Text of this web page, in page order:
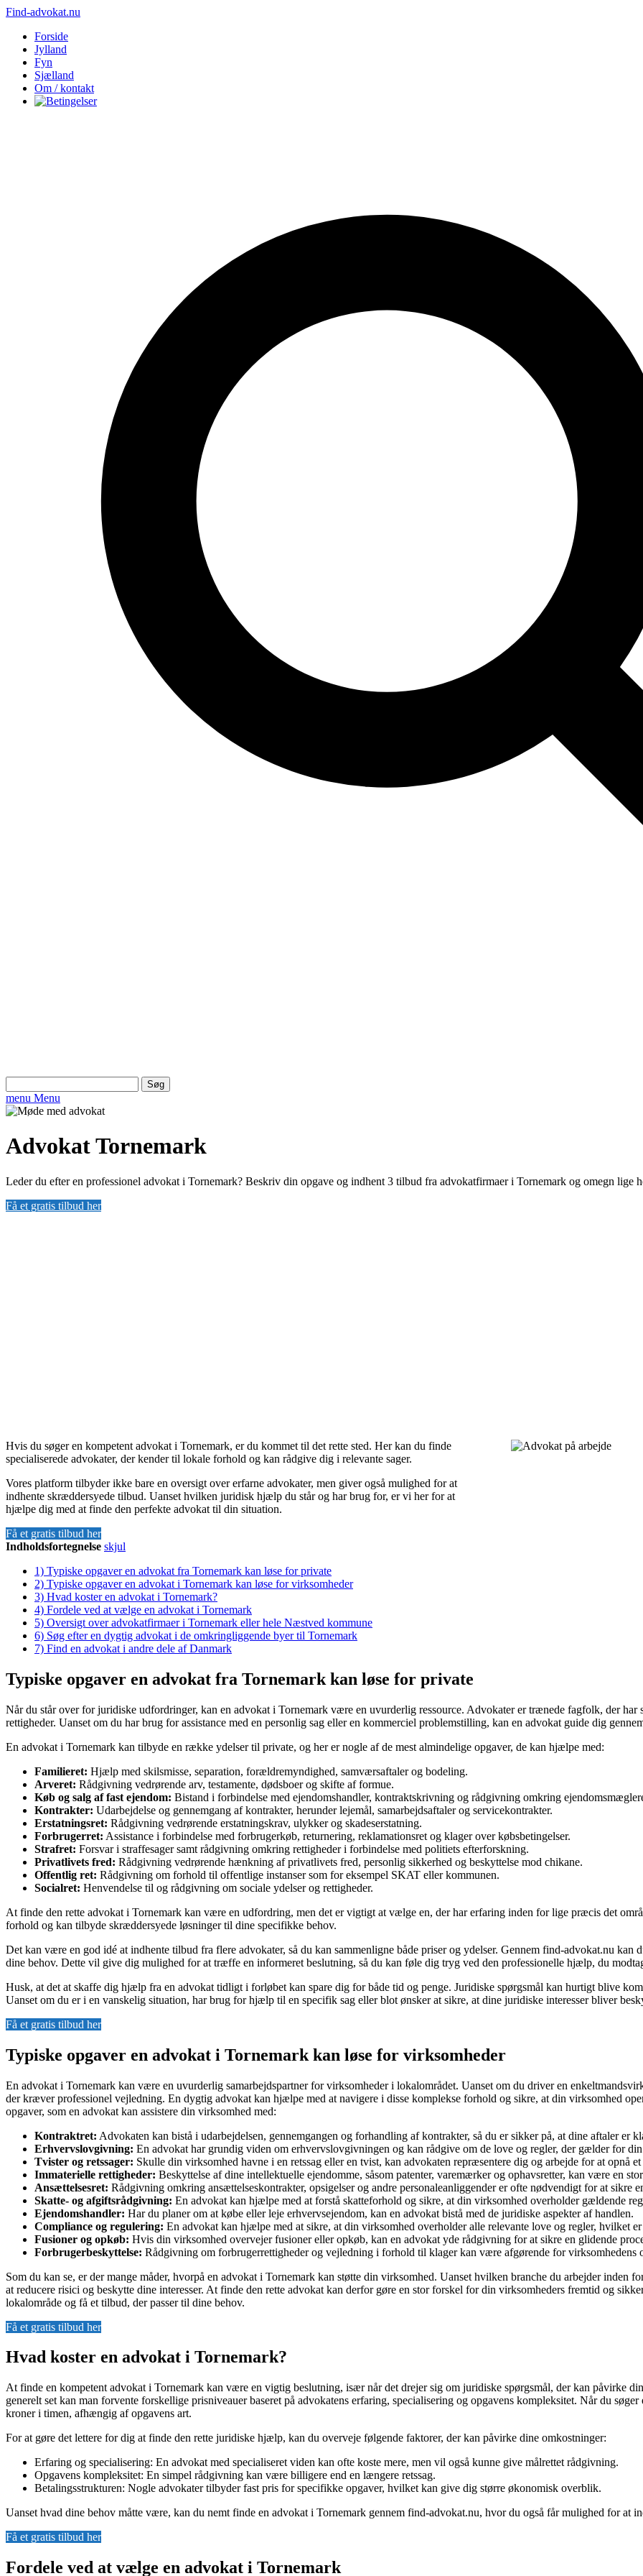
Find-advokat.nu
Forside
Jylland
Fyn
Sjælland
Om / kontakt
efter:
menu Menu
Advokat Tornemark
Leder du efter en professionel advokat i Tornemark? Beskriv din opgave og indhent 3 tilbud fra advokatfirmaer i Tornemark og omegn lige
Få et gratis tilbud her
Hvis du søger en kompetent advokat i Tornemark, er du kommet til det rette sted. Her kan du finde
specialiserede advokater, der kender til lokale forhold og kan rådgive dig i relevante sager.
Vores platform tilbyder ikke bare en oversigt over erfarne advokater, men giver også mulighed for at
indhente skræddersyede tilbud. Uanset hvilken juridisk hjælp du står og har brug for, er vi her for at
hjælpe dig med at finde den perfekte advokat til din situation.
Få et gratis tilbud her
Indholdsfortegnelse skjul
1) Typiske opgaver en advokat fra Tornemark kan løse for private
2) Typiske opgaver en advokat i Tornemark kan løse for virksomheder
3) Hvad koster en advokat i Tornemark?
4) Fordele ved at vælge en advokat i Tornemark
5) Oversigt over advokatfirmaer i Tornemark eller hele Næstved kommune
6) Søg efter en dygtig advokat i de omkringliggende byer til Tornemark
7) Find en advokat i andre dele af Danmark
Typiske opgaver en advokat fra Tornemark kan løse for private
Når du står over for juridiske udfordringer, kan en advokat i Tornemark være en uvurderlig ressource. Advokater er trænede fagfolk, der
rettigheder. Uanset om du har brug for assistance med en personlig sag eller en kommerciel problemstilling, kan en advokat guide dig
En advokat i Tornemark kan tilbyde en række ydelser til private, og her er nogle af de mest almindelige opgaver, de kan hjælpe med:
Familieret: Hjælp med skilsmisse, separation, forældremyndighed, samværsaftaler og bodeling.
Arveret: Rådgivning vedrørende arv, testamente, dødsboer og skifte af formue.
Køb og salg af fast ejendom: Bistand i forbindelse med ejendomshandler, kontraktskrivning og rådgivning omkring
Kontrakter: Udarbejdelse og gennemgang af kontrakter, herunder lejemål, samarbejdsaftaler og servicekontrakter.
Erstatningsret: Rådgivning vedrørende erstatningskrav, ulykker og skadeserstatning.
Forbrugerret: Assistance i forbindelse med forbrugerkøb, returnering, reklamationsret og klager over købsbetingelser.
Strafret: Forsvar i straffesager samt rådgivning omkring rettigheder i forbindelse med politiets efterforskning.
Privatlivets fred: Rådgivning vedrørende hænkning af privatlivets fred, personlig sikkerhed og beskyttelse mod chikane.
Offentlig ret: Rådgivning om forhold til offentlige instanser som for eksempel SKAT eller kommunen.
Socialret: Henvendelse til og rådgivning om sociale ydelser og rettigheder.
At finde den rette advokat i Tornemark kan være en udfordring, men det er vigtigt at vælge en, der har erfaring inden for lige præcis det
forhold og kan tilbyde skræddersyede løsninger til dine specifikke behov.
Det kan være en god idé at indhente tilbud fra flere advokater, så du kan sammenligne både priser og ydelser. Gennem find-advokat.nu
dine behov. Dette vil give dig mulighed for at træffe en informeret beslutning, så du kan føle dig tryg ved den professionelle hjælp, du
Husk, at det at skaffe dig hjælp fra en advokat tidligt i forløbet kan spare dig for både tid og penge. Juridiske spørgsmål kan hurtigt blive
Uanset om du er i en vanskelig situation, har brug for hjælp til en specifik sag eller blot ønsker at sikre, at dine juridiske interesser bliver
Få et gratis tilbud her
Typiske opgaver en advokat i Tornemark kan løse for virksomheder
En advokat i Tornemark kan være en uvurderlig samarbejdspartner for virksomheder i lokalområdet. Uanset om du driver en
der kræver professionel vejledning. En dygtig advokat kan hjælpe med at navigere i disse komplekse forhold og sikre, at din virksomhed
opgaver, som en advokat kan assistere din virksomhed med:
Kontraktret: Advokaten kan bistå i udarbejdelsen, gennemgangen og forhandling af kontrakter, så du er sikker på, at dine aftaler er
Erhvervslovgivning: En advokat har grundig viden om erhvervslovgivningen og kan rådgive om de love og regler, der gælder for
Tvister og retssager: Skulle din virksomhed havne i en retssag eller en tvist, kan advokaten repræsentere dig og arbejde for at opnå
Immaterielle rettigheder: Beskyttelse af dine intellektuelle ejendomme, såsom patenter, varemærker og ophavsretter, kan være en
Ansættelsesret: Rådgivning omkring ansættelseskontrakter, opsigelser og andre personaleanliggender er ofte nødvendigt for at sikre
Skatte- og afgiftsrådgivning: En advokat kan hjælpe med at forstå skatteforhold og sikre, at din virksomhed overholder gældende
Ejendomshandler: Har du planer om at købe eller leje erhvervsejendom, kan en advokat bistå med de juridiske aspekter af handlen.
Compliance og regulering: En advokat kan hjælpe med at sikre, at din virksomhed overholder alle relevante love og regler, hvilket
Fusioner og opkøb: Hvis din virksomhed overvejer fusioner eller opkøb, kan en advokat yde rådgivning for at sikre en glidende
Forbrugerbeskyttelse: Rådgivning om forbrugerrettigheder og vejledning i forhold til klager kan være afgørende for virksomhedens
Som du kan se, er der mange måder, hvorpå en advokat i Tornemark kan støtte din virksomhed. Uanset hvilken branche du arbejder inden
at reducere risici og beskytte dine interesser. At finde den rette advokat kan derfor gøre en stor forskel for din virksomheders fremtid og
lokalområde og få et tilbud, der passer til dine behov.
Få et gratis tilbud her
Hvad koster en advokat i Tornemark?
At finde en kompetent advokat i Tornemark kan være en vigtig beslutning, især når det drejer sig om juridiske spørgsmål, der kan påvirke
generelt set kan man forvente forskellige prisniveauer baseret på advokatens erfaring, specialisering og opgavens kompleksitet. Når du
kroner i timen, afhængig af opgavens art.
For at gøre det lettere for dig at finde den rette juridiske hjælp, kan du overveje følgende faktorer, der kan påvirke dine omkostninger:
Erfaring og specialisering: En advokat med specialiseret viden kan ofte koste mere, men vil også kunne give målrettet rådgivning.
Opgavens kompleksitet: En simpel rådgivning kan være billigere end en længere retssag.
Betalingsstrukturen: Nogle advokater tilbyder fast pris for specifikke opgaver, hvilket kan give dig større økonomisk overblik.
Uanset hvad dine behov måtte være, kan du nemt finde en advokat i Tornemark gennem find-advokat.nu, hvor du også får mulighed for at
Få et gratis tilbud her
Fordele ved at vælge en advokat i Tornemark